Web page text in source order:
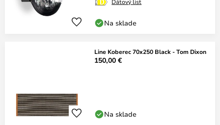
Na sklade
Line Koberec 70x250 Black - Tom Dixon
150,00 €
Na sklade